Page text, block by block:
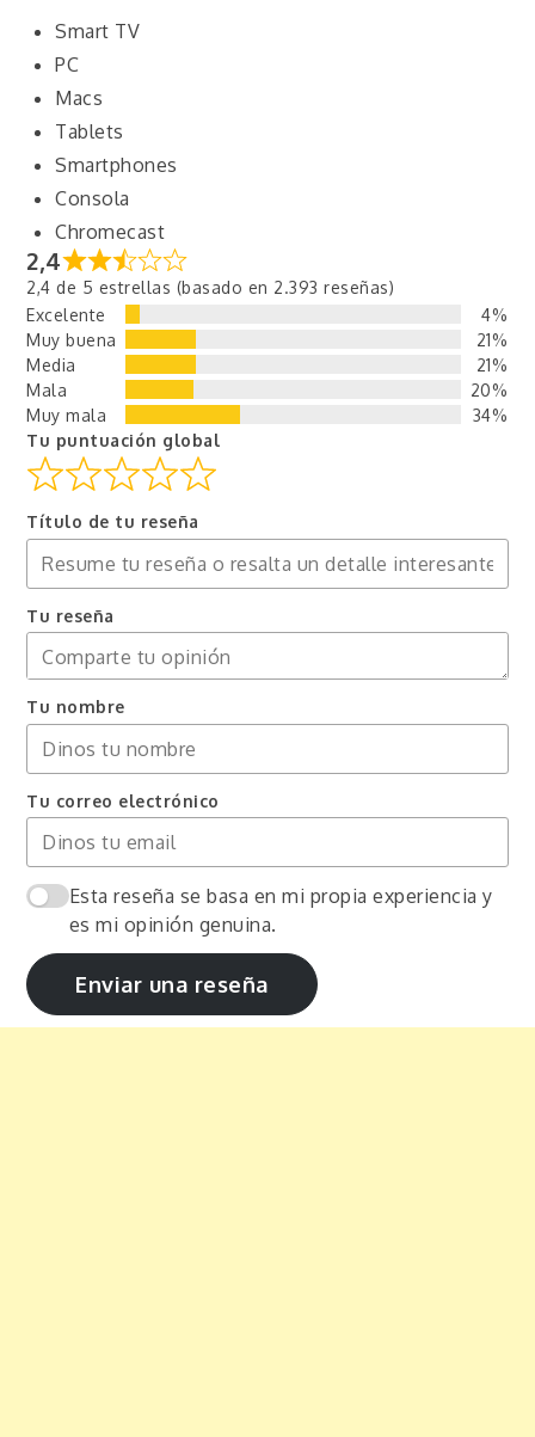
Smart TV
PC
Macs
Tablets
Smartphones
Consola
Chromecast
2,4
2,4 de 5 estrellas (basado en 2.393 reseñas)
Excelente
4%
Muy buena
21%
Media
21%
Mala
20%
Muy mala
34%
Tu puntuación global
Título de tu reseña
Tu reseña
Tu nombre
Tu correo electrónico
Esta reseña se basa en mi propia experiencia y
es mi opinión genuina.
Enviar una reseña